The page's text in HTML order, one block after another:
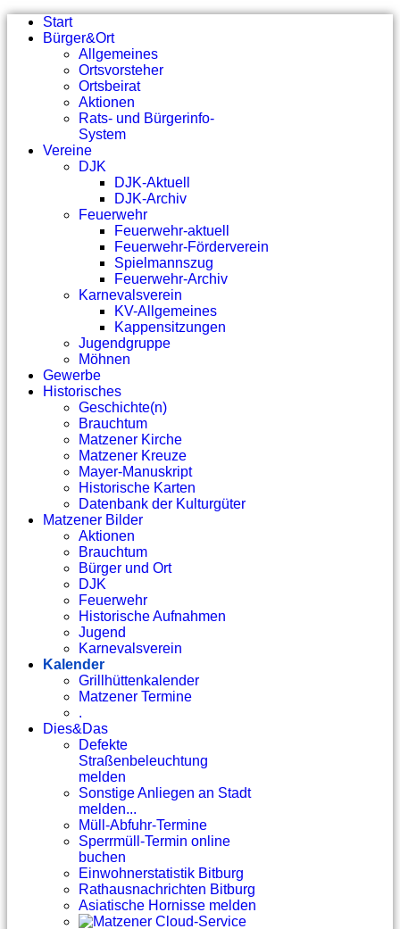
Start
Bürger&Ort
Allgemeines
Ortsvorsteher
Ortsbeirat
Aktionen
Rats- und Bürgerinfo-
System
Vereine
DJK
DJK-Aktuell
DJK-Archiv
Feuerwehr
Feuerwehr-aktuell
Feuerwehr-Förderverein
Spielmannszug
Feuerwehr-Archiv
Karnevalsverein
KV-Allgemeines
Kappensitzungen
Jugendgruppe
Möhnen
Gewerbe
Historisches
Geschichte(n)
Brauchtum
Matzener Kirche
Matzener Kreuze
Mayer-Manuskript
Historische Karten
Datenbank der Kulturgüter
Matzener Bilder
Aktionen
Brauchtum
Bürger und Ort
DJK
Feuerwehr
Historische Aufnahmen
Jugend
Karnevalsverein
Kalender
Grillhüttenkalender
Matzener Termine
.
Dies&Das
Defekte
Straßenbeleuchtung
melden
Sonstige Anliegen an Stadt
melden...
Müll-Abfuhr-Termine
Sperrmüll-Termin online
buchen
Einwohnerstatistik Bitburg
Rathausnachrichten Bitburg
Asiatische Hornisse melden